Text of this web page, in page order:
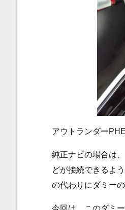
アウトランダー
純正ナビの場合は
どが接続できるよ
の代わりにダミー
今回は、このダミ